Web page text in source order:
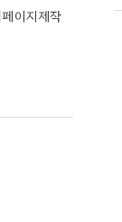
이지제작